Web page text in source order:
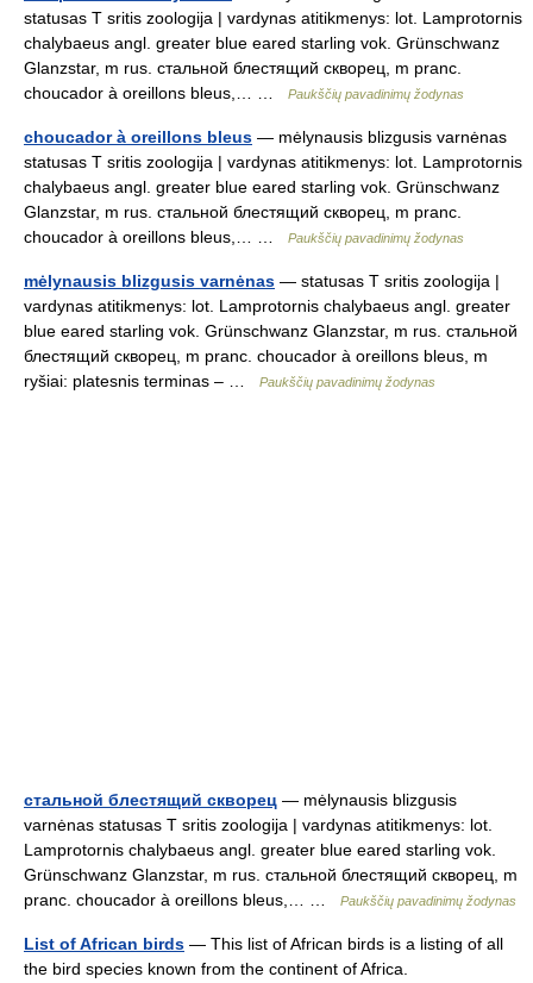
statusas T sritis zoologija | vardynas atitikmenys: lot. Lamprotornis
chalybaeus angl. greater blue eared starling vok. Grünschwanz
Glanzstar, m rus. стальной блестящий скворец, m pranc.
choucador à oreillons bleus,… …
Paukščių pavadinimų žodynas
choucador à oreillons bleus — mėlynausis blizgusis varnėnas
statusas T sritis zoologija | vardynas atitikmenys: lot. Lamprotornis
chalybaeus angl. greater blue eared starling vok. Grünschwanz
Glanzstar, m rus. стальной блестящий скворец, m pranc.
choucador à oreillons bleus,… …
Paukščių pavadinimų žodynas
mėlynausis blizgusis varnėnas — statusas T sritis zoologija |
vardynas atitikmenys: lot. Lamprotornis chalybaeus angl. greater
blue eared starling vok. Grünschwanz Glanzstar, m rus. стальной
блестящий скворец, m pranc. choucador à oreillons bleus, m
ryšiai: platesnis terminas – …
Paukščių pavadinimų žodynas
стальной блестящий скворец — mėlynausis blizgusis
varnėnas statusas T sritis zoologija | vardynas atitikmenys: lot.
Lamprotornis chalybaeus angl. greater blue eared starling vok.
Grünschwanz Glanzstar, m rus. стальной блестящий скворец, m
pranc. choucador à oreillons bleus,… …
Paukščių pavadinimų žodynas
List of African birds — This list of African birds is a listing of all
the bird species known from the continent of Africa.